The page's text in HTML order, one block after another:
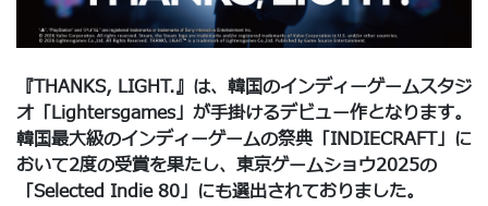
『THANKS, LIGHT.』は、韓国のインディーゲームスタジ
オ「Lightersgames」が手掛けるデビュー作となります。
韓国最大級のインディーゲームの祭典「INDIECRAFT」に
おいて2度の受賞を果たし、東京ゲームショウ2025の
「Selected Indie 80」にも選出されておりました。